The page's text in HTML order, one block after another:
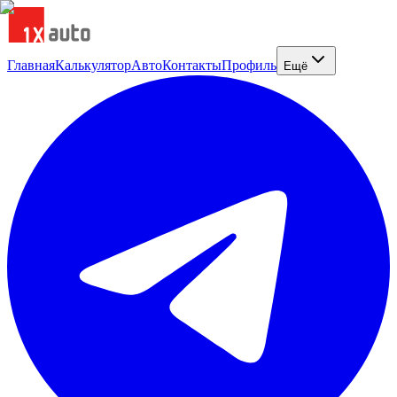
ГлавнаяКалькуляторАвтоКонтактыПрофиль Ещё